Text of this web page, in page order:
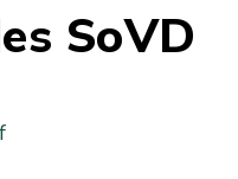
SoVD